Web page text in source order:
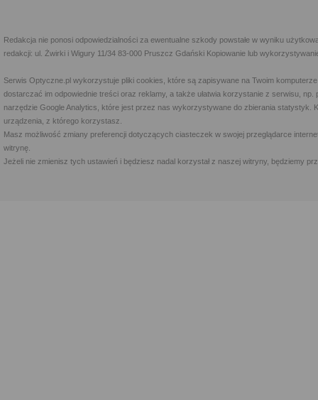
Redakcja nie ponosi odpowiedzialności za ewentualne szkody powstałe w wyniku
redakcji: ul. Żwirki i Wigury 11/34 83-000 Pruszcz Gdański Kopiowanie lub
Serwis Optyczne.pl wykorzystuje pliki cookies, które są zapisywane na Twoim
dostarczać im odpowiednie treści oraz reklamy, a także ułatwia korzystanie z serwisu,
narzędzie Google Analytics, które jest przez nas wykorzystywane do zbierania statystyk.
urządzenia, z którego korzystasz.
Masz możliwość zmiany preferencji dotyczących ciasteczek w swojej przeglądarce
witrynę.
Jeżeli nie zmienisz tych ustawień i będziesz nadal korzystał z naszej witryny, będziemy